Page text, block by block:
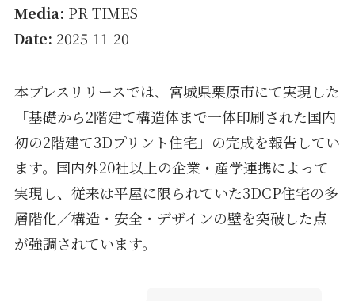
Media: PR TIMES
Date: 2025-11-20
本プレスリリースでは、宮城県栗原市にて実現した
「基礎から2階建て構造体まで一体印刷された国内
初の2階建て3Dプリント住宅」の完成を報告してい
ます。国内外20社以上の企業・産学連携によって
実現し、従来は平屋に限られていた3DCP住宅の多
層階化／構造・安全・デザインの壁を突破した点
が強調されています。